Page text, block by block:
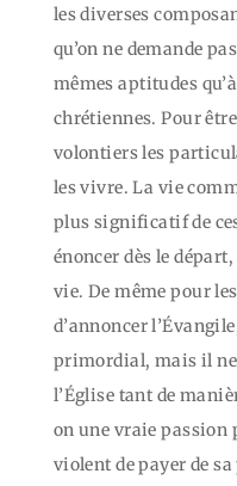
les diverses
qu’on ne demande
mêmes aptitudes
chrétiennes. Pour
volontiers les
les vivre. La vie
plus significatif de
énoncer dès le
vie. De même pour
d’annoncer
primordial, mais il
l’Église tant de
on une vraie passion
violent de payer de